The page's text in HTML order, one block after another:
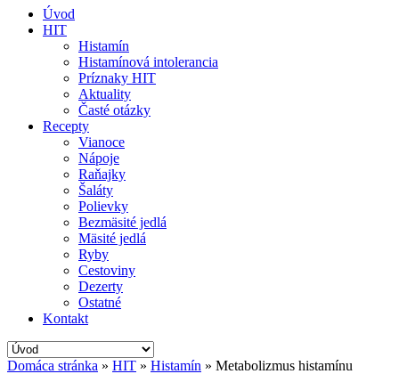
Úvod
HIT
Histamín
Histamínová intolerancia
Príznaky HIT
Aktuality
Časté otázky
Recepty
Vianoce
Nápoje
Raňajky
Šaláty
Polievky
Bezmäsité jedlá
Mäsité jedlá
Ryby
Cestoviny
Dezerty
Ostatné
Kontakt
Domáca stránka » HIT » Histamín » Metabolizmus histamínu